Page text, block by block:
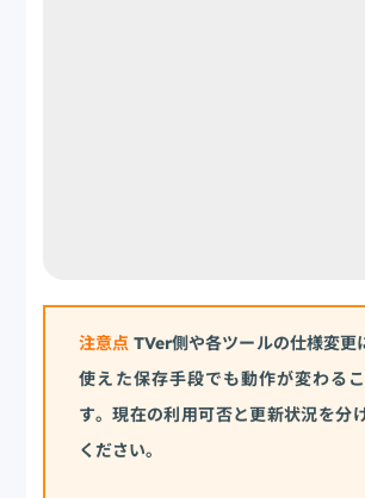
注意点 TVer側や各ツールの仕様変更
使えた保存手段でも動作が変わる
す。現在の利用可否と更新状況を分
ください。